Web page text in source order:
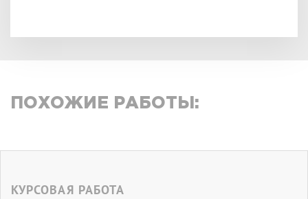
ПОХОЖИЕ РАБОТЫ:
КУРСОВАЯ РАБОТА